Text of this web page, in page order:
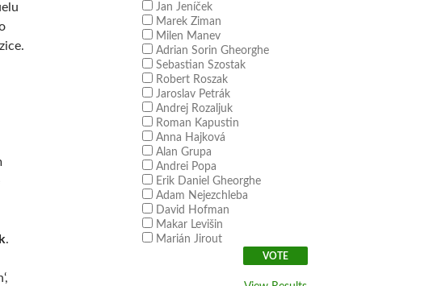
.
Jan Jeníček
Marek Ziman
Milen Manev
Adrian Sorin Gheorghe
Sebastian Szostak
Robert Roszak
Jaroslav Petrák
Andrej Rozaljuk
Roman Kapustin
Anna Hajková
Alan Grupa
Andrei Popa
Erik Daniel Gheorghe
Adam Nejezchleba
David Hofman
Makar Levišin
Marián Jirout